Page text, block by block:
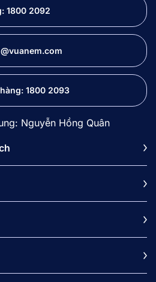
1800 2092
1800 2093
Nguyễn Hồng Quân